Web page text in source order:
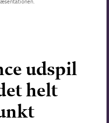
udspil
helt